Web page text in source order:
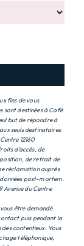
fins de vous
sont destinées à Café
but de répondre à
seuls destinataires
12160
d’accès, de
de retrait de
réclamation auprès
données post-mortem.
Avenue du Centre
être demandé.
puis pendant la
contentieux. Vous
téléphonique,